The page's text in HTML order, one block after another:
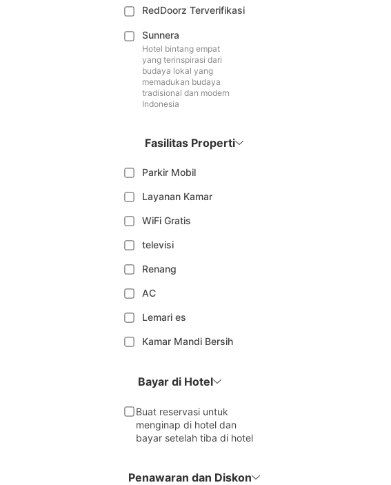
RedDoorz Terverifikasi
Sunnera
Hotel bintang empat
yang terinspirasi dari
budaya lokal yang
memadukan budaya
tradisional dan modern
Indonesia
Fasilitas Properti
Parkir Mobil
Layanan Kamar
WiFi Gratis
televisi
Renang
AC
Lemari es
Kamar Mandi Bersih
Bayar di Hotel
Buat reservasi untuk
menginap di hotel dan
bayar setelah tiba di hotel
Penawaran dan Diskon